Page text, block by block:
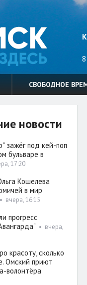
СВОБОДНОЕ
новости
зажёг под кей-поп
бульваре в
17:20
Кошелева
в мир
• вчера, 16:15
прогресс
• вчера,
красоту, сколько
Омский приют
волонтёра